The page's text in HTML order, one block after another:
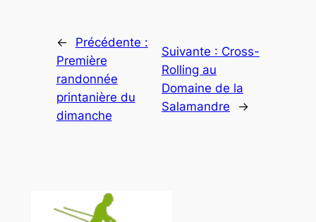
←
Précédente :
Première
randonnée
printanière du
dimanche
Suivante : Cross-
Rolling au
Domaine de la
Salamandre
→